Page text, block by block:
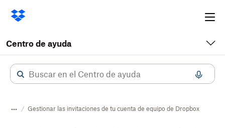
Centro de ayuda
Gestionar las invitaciones de tu cuenta de equipo de Dropbox